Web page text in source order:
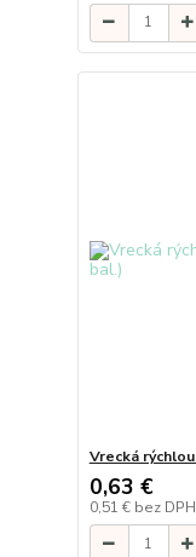
Vrecká
0,63 €
0,51 € bez DPH